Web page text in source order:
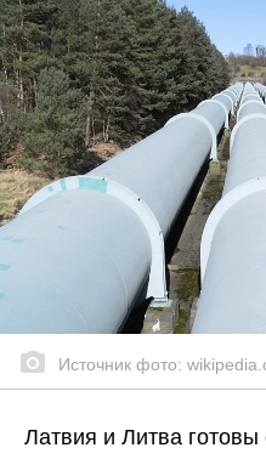
Источник фото:
Латвия и Литва готовы